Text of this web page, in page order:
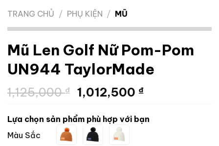
TRANG CHỦ / PHỤ KIỆN / MŨ
Mũ Len Golf Nữ Pom-Pom
UN944 TaylorMade
1,125,000₫
Giá
là:
1,125,000 ₫.
1,012,500 ₫Giá
tại
là:
Lựa chọn sản phẩm phù hợp với bạn
Màu Sắc